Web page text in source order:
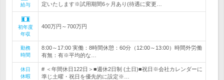
給与
定いたします※試用期間6ヶ月あり(待遇に変更…
初年度
年収
400万円～700万円
勤務
時間
8:00～17:00 実働：8時間休憩：60分（12:00～13:00）時間外労働
有無：有※平均的な…
休日
休暇
# ＜年間休日122日＞■週休2日制 (土日)■祝日※会社カレンダーに
準じ土曜・祝日を優先的に設定※…